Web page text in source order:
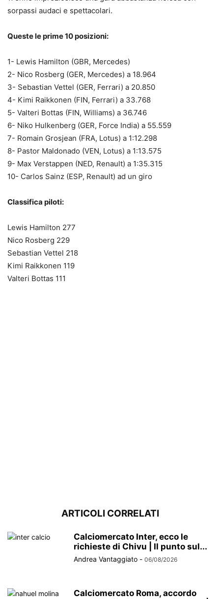
sorpassi audaci e spettacolari.
Queste le prime 10 posizioni:
1- Lewis Hamilton (GBR, Mercedes)
2- Nico Rosberg (GER, Mercedes) a 18.964
3- Sebastian Vettel (GER, Ferrari) a 20.850
4- Kimi Raikkonen (FIN, Ferrari) a 33.768
5- Valteri Bottas (FIN, Williams) a 36.746
6- Niko Hulkenberg (GER, Force India) a 55.559
7- Romain Grosjean (FRA, Lotus) a 1:12.298
8- Pastor Maldonado (VEN, Lotus) a 1:13.575
9- Max Verstappen (NED, Renault) a 1:35.315
10- Carlos Sainz (ESP, Renault) ad un giro
Classifica piloti:
Lewis Hamilton 277
Nico Rosberg 229
Sebastian Vettel 218
Kimi Raikkonen 119
Valteri Bottas 111
ARTICOLI CORRELATI
Calciomercato Inter, ecco le
richieste di Chivu | Il punto sul...
Andrea Vantaggiato - 06/08/2026
Calciomercato Roma, accordo